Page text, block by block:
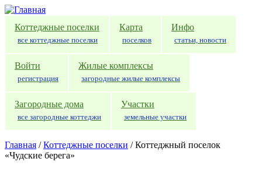
Перейти к основному содержанию
Коттеджные поселки
все коттеджные поселки
Карта
поселков
Инфо
статьи, новости
Войти
регистрация
Жилые комплексы
загородные жилые комплексы
Загородные дома
все загородные коттеджи
Участки
земельные участки
Главная / Коттеджные поселки /Коттеджный поселок
«Чудские берега»